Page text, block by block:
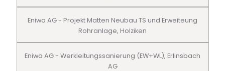
Eniwa AG - Projekt Matten Neubau TS und Erweiteung
Rohranlage, Holziken
Eniwa AG - Werkleitungssanierung (EW+WL), Erlinsbach
AG